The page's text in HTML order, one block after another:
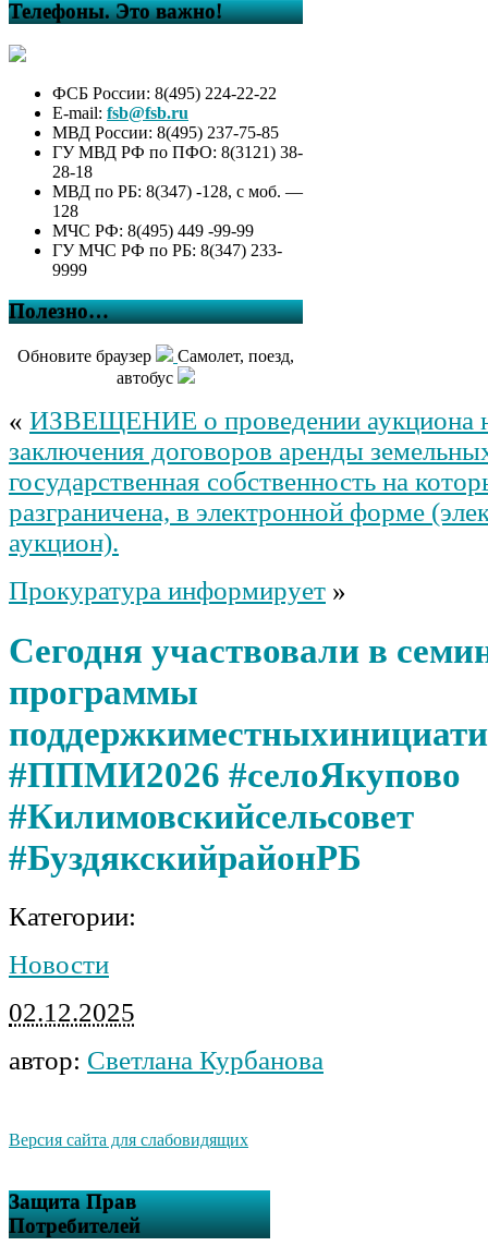
Телефоны. Это важно!
ФСБ России: 8(495) 224-22-22
E-mail: fsb@fsb.ru
МВД России: 8(495) 237-75-85
ГУ МВД РФ по ПФО: 8(3121) 38-
28-18
МВД по РБ: 8(347) -128, с моб. —
128
МЧС РФ: 8(495) 449 -99-99
ГУ МЧС РФ по РБ: 8(347) 233-
9999
Полезно…
Обновите браузер
Самолет, поезд,
автобус
« ИЗВЕЩЕНИЕ о проведении аукциона
заключения договоров аренды
государственная собственность на
разграничена, в электронной форме
аукцион).
Прокуратура информирует »
Сегодня участвовали в
программы
#ППМИ2026 #селоЯкупово
#Килимовскийсельсовет
#БуздякскийрайонРБ
Категории:
Новости
02.12.2025
автор: Светлана Курбанова
Версия сайта для слабовидящих
Защита Прав
Потребителей